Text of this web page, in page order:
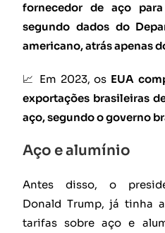
fornecedor de aço
segundo dados do
americano, atrás apenas
📈 Em 2023, os EUA
exportações brasileiras
aço, segundo o governo
Aço e alumínio
Antes disso, o
Donald Trump, já tinha
tarifas sobre aço e